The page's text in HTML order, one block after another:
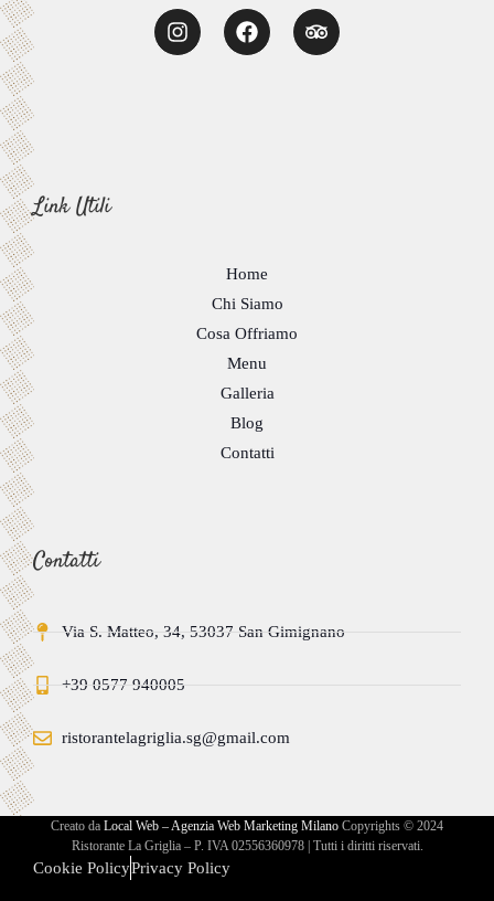
Link Utili
Home
Chi Siamo
Cosa Offriamo
Menu
Galleria
Blog
Contatti
Contatti
Via S. Matteo, 34, 53037 San Gimignano
+39 0577 940005
ristorantelagriglia.sg@gmail.com
Creato da Local Web – Agenzia Web Marketing Milano Copyrights © 2024
Ristorante La Griglia – P. IVA 02556360978 | Tutti i diritti riservati.
Cookie PolicyPrivacy Policy